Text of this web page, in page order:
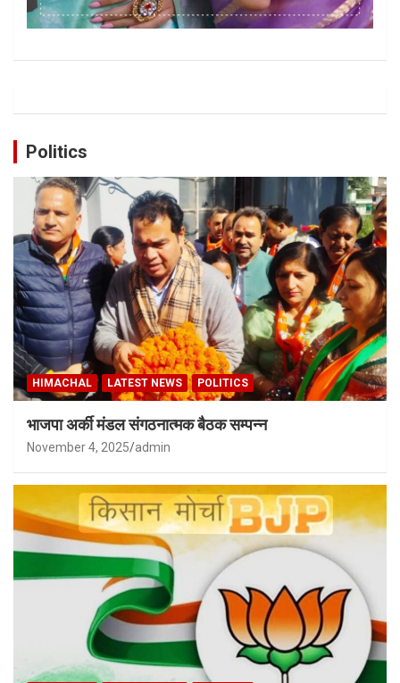
Politics
HIMACHAL LATEST NEWS POLITICS
भाजपा अर्की मंडल संगठनात्मक बैठक सम्पन्न
November 4, 2025 admin